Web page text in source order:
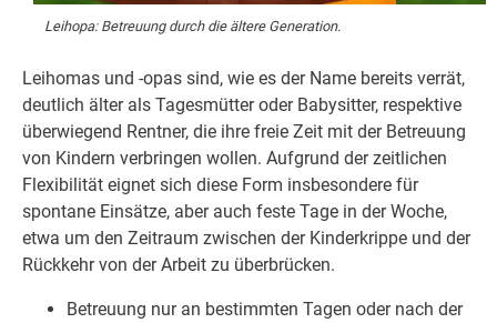
Leihopa: Betreuung durch die ältere Generation.
Leihomas und -opas sind, wie es der Name bereits verrät,
deutlich älter als Tagesmütter oder Babysitter, respektive
überwiegend Rentner, die ihre freie Zeit mit der Betreuung
von Kindern verbringen wollen. Aufgrund der zeitlichen
Flexibilität eignet sich diese Form insbesondere für
spontane Einsätze, aber auch feste Tage in der Woche,
etwa um den Zeitraum zwischen der Kinderkrippe und der
Rückkehr von der Arbeit zu überbrücken.
Betreuung nur an bestimmten Tagen oder nach der